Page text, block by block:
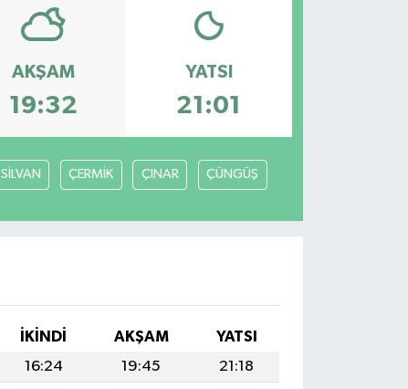
AKŞAM
19:32
YATSI
21:01
SİLVAN ÇERMİK ÇINAR ÇÜNGÜŞ
İKINDI AKŞAM
YATSI
16:24 19:45
21:18